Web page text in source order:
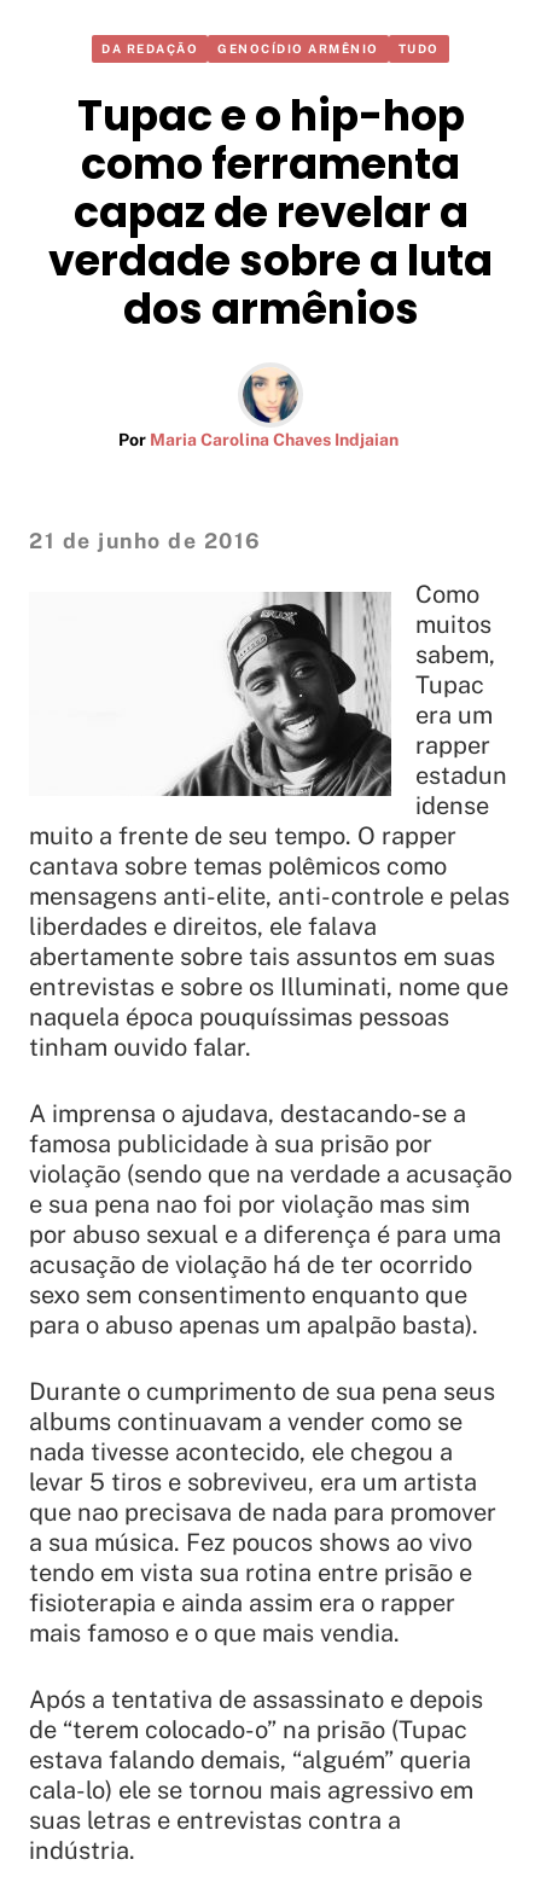
DA REDAÇÃO GENOCÍDIO ARMÊNIO TUDO
Tupac e o hip-hop
como ferramenta
capaz de revelar a
verdade sobre a luta
dos armênios
Por Maria Carolina Chaves Indjaian
21 de junho de 2016
Como
muitos
sabem,
Tupac
era um
rapper
estadun
idense
muito a frente de seu tempo. O rapper
cantava sobre temas polêmicos como
mensagens anti-elite, anti-controle e pelas
liberdades e direitos, ele falava
abertamente sobre tais assuntos em suas
entrevistas e sobre os Illuminati, nome que
naquela época pouquíssimas pessoas
tinham ouvido falar.
A imprensa o ajudava, destacando-se a
famosa publicidade à sua prisão por
violação (sendo que na verdade a acusação
e sua pena nao foi por violação mas sim
por abuso sexual e a diferença é para uma
acusação de violação há de ter ocorrido
sexo sem consentimento enquanto que
para o abuso apenas um apalpão basta).
Durante o cumprimento de sua pena seus
albums continuavam a vender como se
nada tivesse acontecido, ele chegou a
levar 5 tiros e sobreviveu, era um artista
que nao precisava de nada para promover
a sua música. Fez poucos shows ao vivo
tendo em vista sua rotina entre prisão e
fisioterapia e ainda assim era o rapper
mais famoso e o que mais vendia.
Após a tentativa de assassinato e depois
de “terem colocado-o” na prisão (Tupac
estava falando demais, “alguém” queria
cala-lo) ele se tornou mais agressivo em
suas letras e entrevistas contra a
indústria.